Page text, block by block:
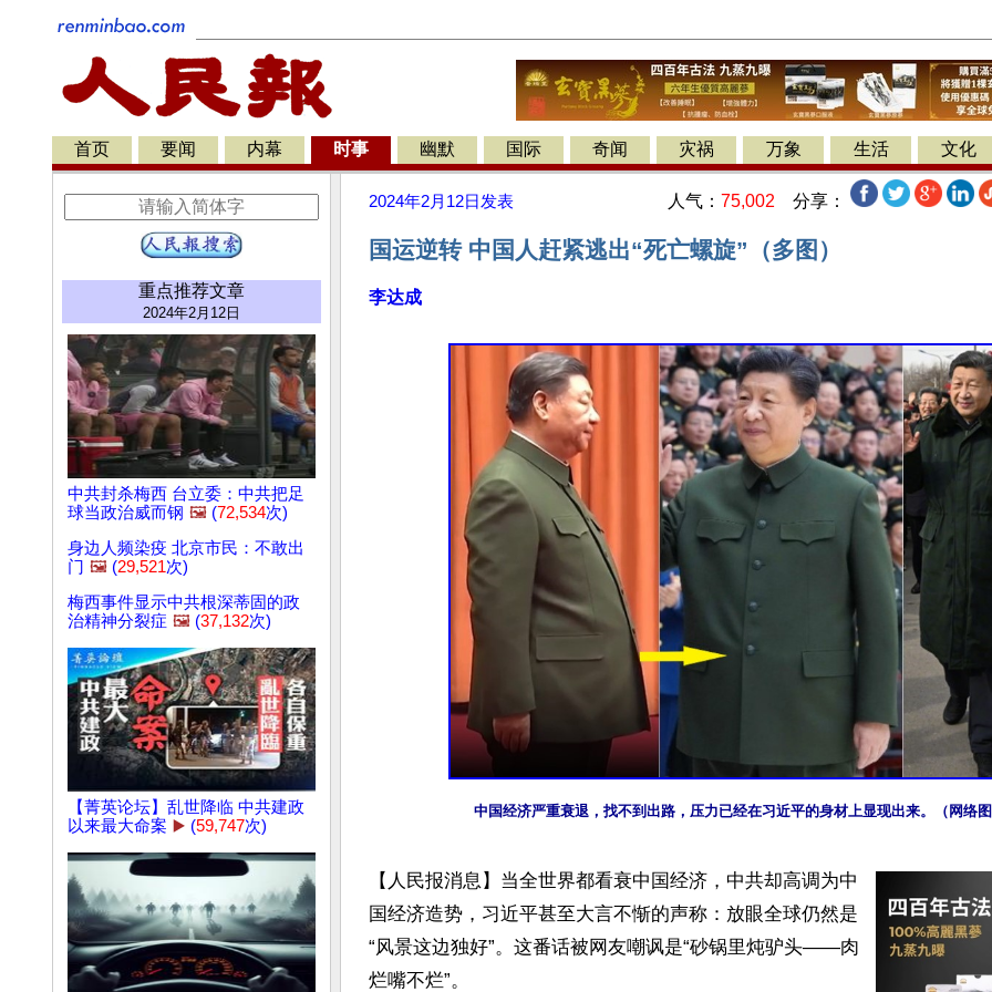
首页 要闻 内幕 时事 幽默 国际 奇闻 灾祸 万象 生活 文化
重点推荐文章
2024年2月12日
中共封杀梅西 台立委：中共把足
球当政治威而钢 🖼️ (72,534次)
身边人频染疫 北京市民：不敢出
门 🖼️ (29,521次)
梅西事件显示中共根深蒂固的政
治精神分裂症 🖼️ (37,132次)
【菁英论坛】乱世降临 中共建政
以来最大命案 ▶️ (59,747次)
2024年2月12日 发表 人气： 75,002 分享：
国运逆转 中国人赶紧逃出“死亡螺旋”（多图）
李达成
中国经济严重衰退，找不到出路，压力已经在习近平的身材上显现出来。（网络
【人民报消息】当全世界都看衰中国经济，中共却高调为中
国经济造势，习近平甚至大言不惭的声称：放眼全球仍然是
“风景这边独好”。这番话被网友嘲讽是“砂锅里炖驴头——肉
烂嘴不烂”。